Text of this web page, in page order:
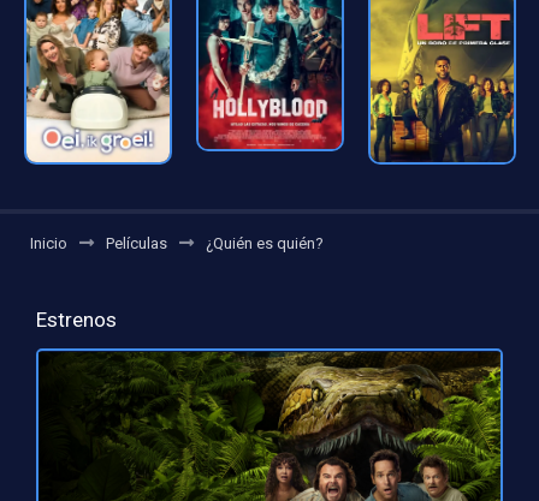
Inicio Películas ¿Quién es quién?
Estrenos